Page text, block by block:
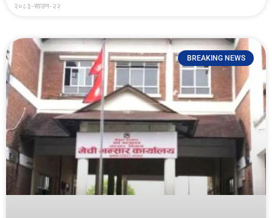
२०८३-साउन-२२
BREAKING NEWS